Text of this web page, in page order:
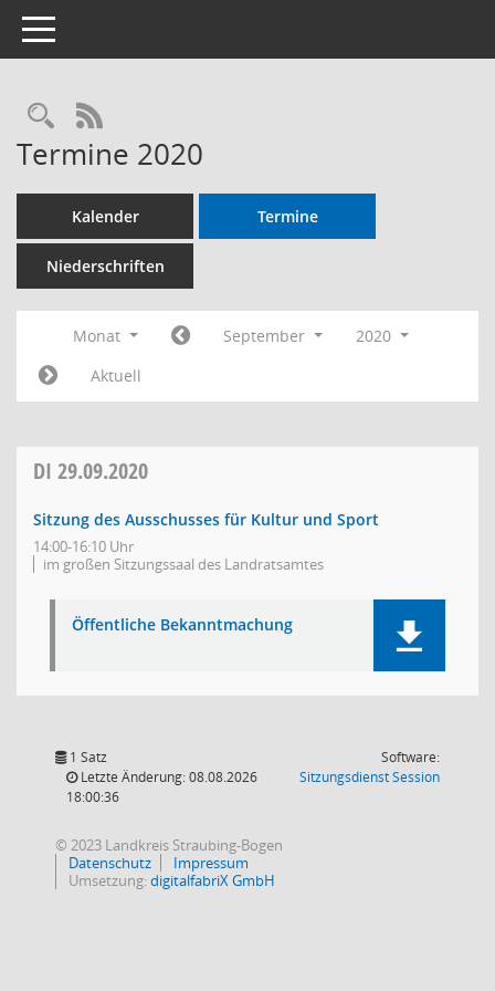
Toggle navigation
RSS-Feed
Termine 2020
Kalender Termine
Niederschriften
Monat September
2020
Aktuell
DI 29.09.2020
Sitzung des Ausschusses für Kultur und Sport
14:00-16:10 Uhr
im großen Sitzungssaal des Landratsamtes
Öffentliche Bekanntmachung
1 Satz
Letzte Änderung: 08.08.2026
18:00:36
Software:
SitzungsdienstSession(Wird in
© 2023 Landkreis Straubing-Bogen
Datenschutz
Impressum
Umsetzung:digitalfabriX GmbH